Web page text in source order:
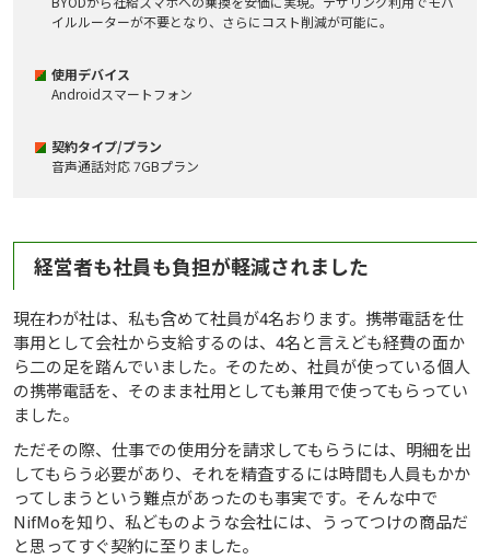
イルルーターが不要となり、さらにコスト削減が可能に。
使用デバイス
Androidスマートフォン
契約タイプ/プラン
音声通話対応 7GBプラン
経営者も社員も負担が軽減されました
現在わが社は、私も含めて社員が4名おります。携帯電話を仕
事用として会社から支給するのは、4名と言えども経費の面か
ら二の足を踏んでいました。そのため、社員が使っている個人
の携帯電話を、そのまま社用としても兼用で使ってもらってい
ました。
ただその際、仕事での使用分を請求してもらうには、明細を出
してもらう必要があり、それを精査するには時間も人員もかか
ってしまうという難点があったのも事実です。そんな中で
NifMoを知り、私どものような会社には、うってつけの商品だ
と思ってすぐ契約に至りました。